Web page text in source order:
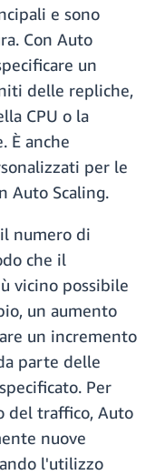
e sono
Con Auto
un
delle repliche,
CPU o la
È anche
per le
Auto Scaling.
numero di
che il
vicino possibile
un aumento
un incremento
parte delle
Per
del traffico, Auto
nuove
l'utilizzo